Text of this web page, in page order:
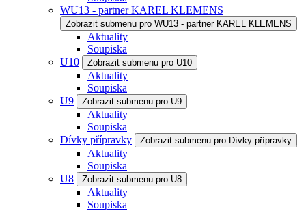
WU13 - partner KAREL KLEMENS
Zobrazit submenu pro WU13 - partner KAREL KLEMENS
Aktuality
Soupiska
U10
Zobrazit submenu pro U10
Aktuality
Soupiska
U9
Zobrazit submenu pro U9
Aktuality
Soupiska
Dívky přípravky
Zobrazit submenu pro Dívky přípravky
Aktuality
Soupiska
U8
Zobrazit submenu pro U8
Aktuality
Soupiska